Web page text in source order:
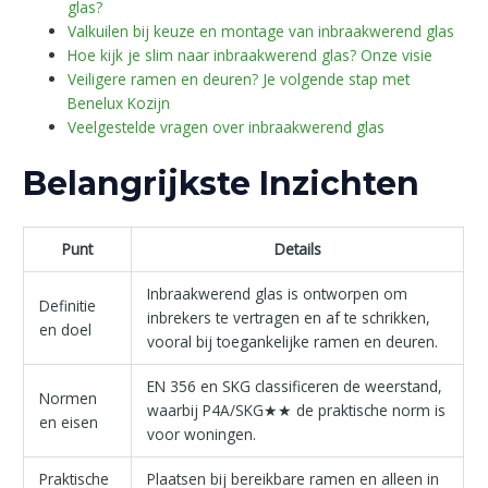
glas?
Valkuilen bij keuze en montage van inbraakwerend glas
Hoe kijk je slim naar inbraakwerend glas? Onze visie
Veiligere ramen en deuren? Je volgende stap met
Benelux Kozijn
Veelgestelde vragen over inbraakwerend glas
Belangrijkste Inzichten
Punt Details
Definitie
en doel
Inbraakwerend glas is ontworpen om
inbrekers te vertragen en af te schrikken,
vooral bij toegankelijke ramen en deuren.
Normen
en eisen
EN 356 en SKG classificeren de weerstand,
waarbij P4A/SKG★★ de praktische norm is
voor woningen.
Praktische Plaatsen bij bereikbare ramen en alleen in